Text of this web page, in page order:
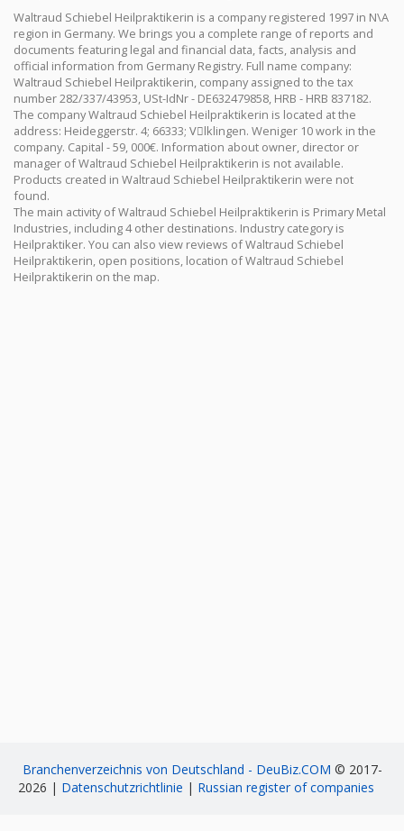
Waltraud Schiebel Heilpraktikerin is a company registered 1997 in N\A
region in Germany. We brings you a complete range of reports and
documents featuring legal and financial data, facts, analysis and
official information from Germany Registry. Full name company:
Waltraud Schiebel Heilpraktikerin, company assigned to the tax
number 282/337/43953, USt-IdNr - DE632479858, HRB - HRB 837182.
The company Waltraud Schiebel Heilpraktikerin is located at the
address: Heideggerstr. 4; 66333; Vِlklingen. Weniger 10 work in the
company. Capital - 59, 000€. Information about owner, director or
manager of Waltraud Schiebel Heilpraktikerin is not available.
Products created in Waltraud Schiebel Heilpraktikerin were not
found.
The main activity of Waltraud Schiebel Heilpraktikerin is Primary Metal
Industries, including 4 other destinations. Industry category is
Heilpraktiker. You can also view reviews of Waltraud Schiebel
Heilpraktikerin, open positions, location of Waltraud Schiebel
Heilpraktikerin on the map.
Branchenverzeichnis von Deutschland - DeuBiz.COM © 2017-
2026 | Datenschutzrichtlinie | Russian register of companies